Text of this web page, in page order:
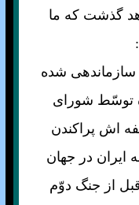
گذشت که ما
سازماندهی شده
توسّط شورای
اش پراکندن
ايران در جهان
از جنگ دوّم